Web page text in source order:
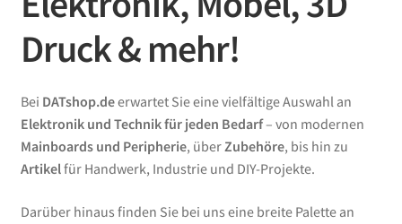
Druck & mehr!
Bei DATshop.deerwartet Sie eine vielfältige Auswahl an
Elektronik und Technik für jeden Bedarf– von modernen
Mainboards und Peripherie, überZubehöre, bis hin zu
Artikelfür Handwerk, Industrie und DIY-Projekte.
Darüber hinaus finden Sie bei uns eine breite Palette an